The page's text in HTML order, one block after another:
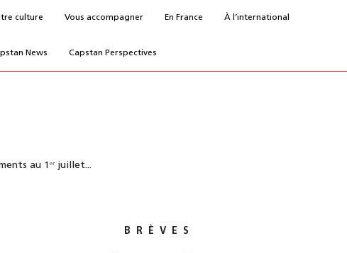
culture Vous accompagner En France À l’international
News Capstan Perspectives
au 1ᵉʳ juillet...
BRÈVES